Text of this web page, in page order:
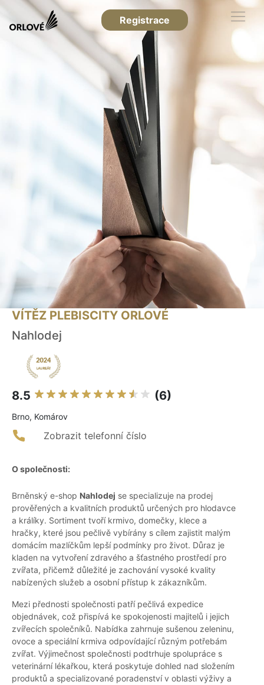
Registrace
VÍTĚZ PLEBISCITY ORLOVÉ
Nahlodej
8.5 (6)
Brno, Komárov
Zobrazit telefonní číslo
O společnosti:
Brněnský e-shop Nahlodej se specializuje na prodej
prověřených a kvalitních produktů určených pro hlodavce
a králíky. Sortiment tvoří krmivo, domečky, klece a
hračky, které jsou pečlivě vybírány s cílem zajistit malým
domácím mazlíčkům lepší podmínky pro život. Důraz je
kladen na vytvoření zdravého a šťastného prostředí pro
zvířata, přičemž důležité je zachování vysoké kvality
nabízených služeb a osobní přístup k zákazníkům.
Mezi přednosti společnosti patří pečlivá expedice
objednávek, což přispívá ke spokojenosti majitelů i jejich
zvířecích společníků. Nabídka zahrnuje sušenou zeleninu,
ovoce a speciální krmiva odpovídající různým potřebám
zvířat. Výjimečnost společnosti podtrhuje spolupráce s
veterinární lékařkou, která poskytuje dohled nad složením
produktů a specializované poradenství v oblasti výživy a